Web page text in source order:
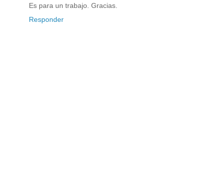
Es para un trabajo. Gracias.
Responder